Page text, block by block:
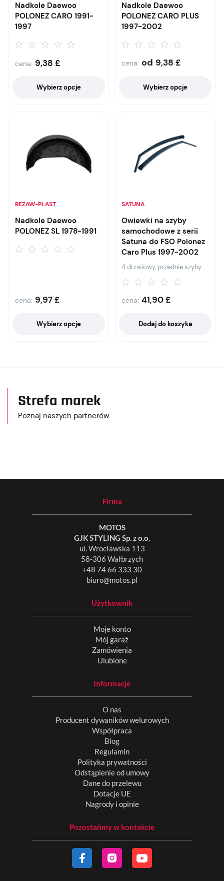
Nadkole Daewoo
POLONEZ CARO 1991-
1997
cena: 9,38 £
Wybierz opcje
Nadkole Daewoo
POLONEZ CARO PLUS
1997-2002
cena: od 9,38 £
Wybierz opcje
REZAW-PLAST
Nadkole Daewoo
POLONEZ SL 1978-1991
cena: 9,97£
Wybierz opcje
SATUNA
Owiewki na szyby
samochodowe z serii
Satuna do FSO Polonez
Caro Plus 1997-2002
4 drzwiowy, przednie szyby
cena: 41,90£
Dodaj do koszyka
Strefa marek
Poznaj naszych partnerów
Firma
MOTOS
GJK STYLING Sp. z o.o.
ul. Wrocławska 113
58-306 Wałbrzych
+48 74 66 333 30
biuro@motos.pl
Użytkownik
Moje konto
Mój garaż
Zamówienia
Ulubione
Informacje
O nas
Producent dywaników welurowych
Współpraca
Blog
Regulamin
Polityka prywatności
Odstąpienie od umowy
Dane do przelewu
Dotacje UE
Nagrody i opinie
Pozostańmy w kontakcie